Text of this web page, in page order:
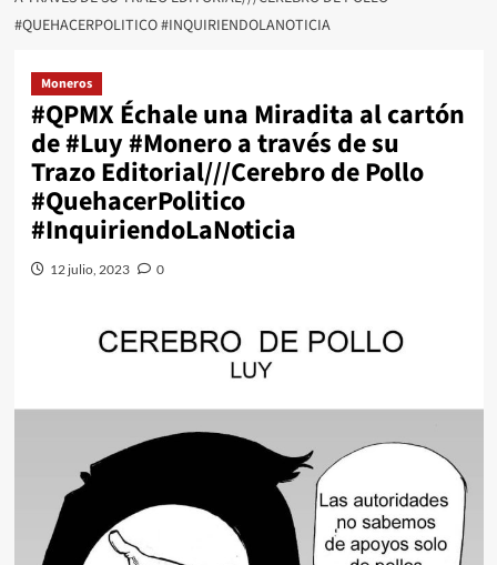
#QUEHACERPOLITICO #INQUIRIENDOLANOTICIA
Moneros
#QPMX Échale una Miradita al cartón
de #Luy #Monero a través de su
Trazo Editorial///Cerebro de Pollo
#QuehacerPolitico
#InquiriendoLaNoticia
12 julio, 2023 0